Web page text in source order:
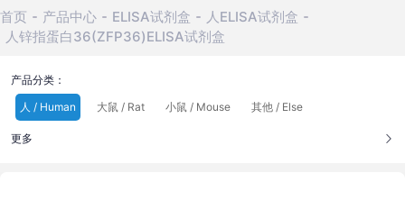
首页 产品中心 ELISA试剂盒
人ELISA试剂盒
人锌指蛋白36(ZFP36)ELISA试剂盒
产品分类：
人 / Human
大鼠 / Rat 小鼠 / Mouse 其他 / Else
更多